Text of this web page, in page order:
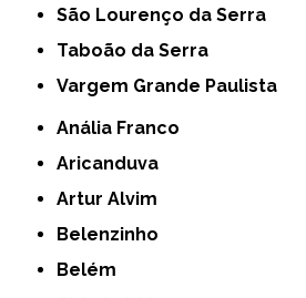
São Lourenço da Serra
Taboão da Serra
Vargem Grande Paulista
Anália Franco
Aricanduva
Artur Alvim
Belenzinho
Belém